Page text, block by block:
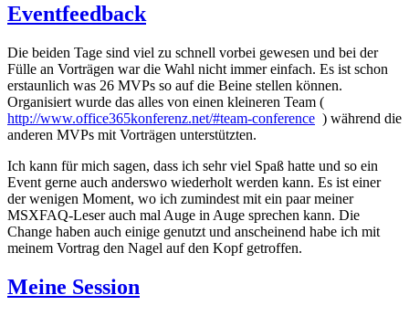
Eventfeedback
Die beiden Tage sind viel zu schnell vorbei gewesen und bei der
Fülle an Vorträgen war die Wahl nicht immer einfach. Es ist schon
erstaunlich was 26 MVPs so auf die Beine stellen können.
Organisiert wurde das alles von einen kleineren Team (
http://www.office365konferenz.net/#team-conference ) während die
anderen MVPs mit Vorträgen unterstützten.
Ich kann für mich sagen, dass ich sehr viel Spaß hatte und so ein
Event gerne auch anderswo wiederholt werden kann. Es ist einer
der wenigen Moment, wo ich zumindest mit ein paar meiner
MSXFAQ-Leser auch mal Auge in Auge sprechen kann. Die
Change haben auch einige genutzt und anscheinend habe ich mit
meinem Vortrag den Nagel auf den Kopf getroffen.
Meine Session